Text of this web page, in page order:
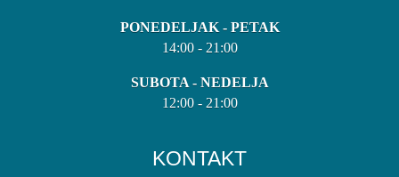
PONEDELJAK - PETAK
14:00 - 21:00
SUBOTA - NEDELJA
12:00 - 21:00
KONTAKT